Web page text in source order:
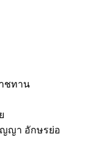
ชทาน
ญา อักษรย่อ